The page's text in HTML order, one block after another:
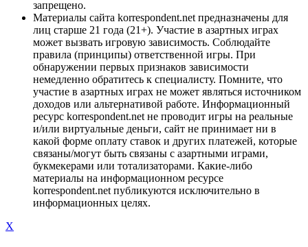
запрещено.
Материалы сайта korrespondent.net предназначены для
лиц старше 21 года (21+). Участие в азартных играх
может вызвать игровую зависимость. Соблюдайте
правила (принципы) ответственной игры. При
обнаружении первых признаков зависимости
немедленно обратитесь к специалисту. Помните, что
участие в азартных играх не может являться источником
доходов или альтернативой работе. Информационный
ресурс korrespondent.net не проводит игры на реальные
и/или виртуальные деньги, сайт не принимает ни в
какой форме оплату ставок и других платежей, которые
связаны/могут быть связаны с азартными играми,
букмекерами или тотализаторами. Какие-либо
материалы на информационном ресурсе
korrespondent.net публикуются исключительно в
информационных целях.
X